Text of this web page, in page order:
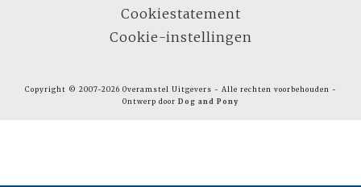
Cookiestatement
Cookie-instellingen
Copyright © 2007-2026 Overamstel Uitgevers - Alle rechten voorbehouden -
Ontwerp door Dog and Pony